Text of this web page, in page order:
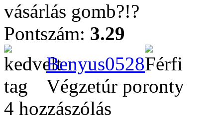
vásárlás gomb?!?
Pontszám: 3.29
Benyus0528
Végzetúr poronty
4 hozzászólás